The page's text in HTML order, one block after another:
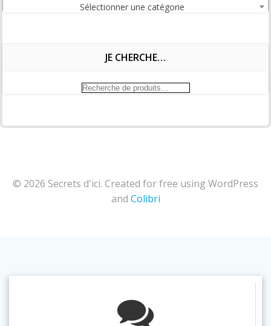
Sélectionner une catégorie
JE CHERCHE…
Recherche
© 2026 Secrets d'ici. Created for free using WordPress
and Colibri